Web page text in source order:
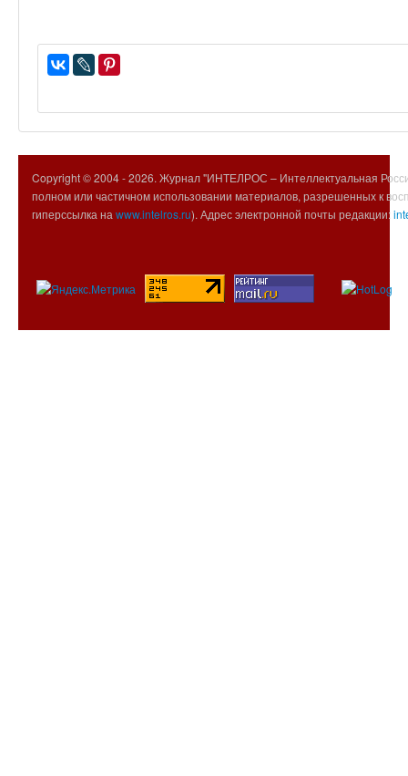
Copyright © 2004 -2026. Журнал "ИНТЕЛРОС – Интеллектуальная
полном или частичном использовании материалов, разрешенных к
гиперссылка на www.intelros.ru). Адрес электронной почты редакции: